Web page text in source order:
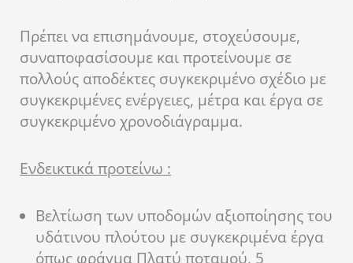
Πρέπει να επισημάνουμε, στοχεύσουμε,
συναποφασίσουμε και προτείνουμε σε
πολλούς αποδέκτες συγκεκριμένο σχέδιο με
συγκεκριμένες ενέργειες, μέτρα και έργα σε
συγκεκριμένο χρονοδιάγραμμα.
Ενδεικτικά προτείνω :
Βελτίωση των υποδομών αξιοποίησης του
υδάτινου πλούτου με συγκεκριμένα έργα
όπως φράγμα Πλατύ ποταμού, 5